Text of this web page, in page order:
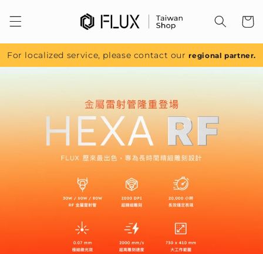
容
For localized service, please contact ourregional partner.